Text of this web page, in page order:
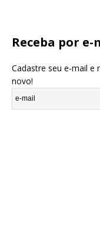
Receba por e-
Cadastre seu e-mail e
novo!